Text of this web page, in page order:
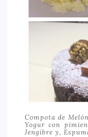
Compota de
Yogur con
Jengibre y,